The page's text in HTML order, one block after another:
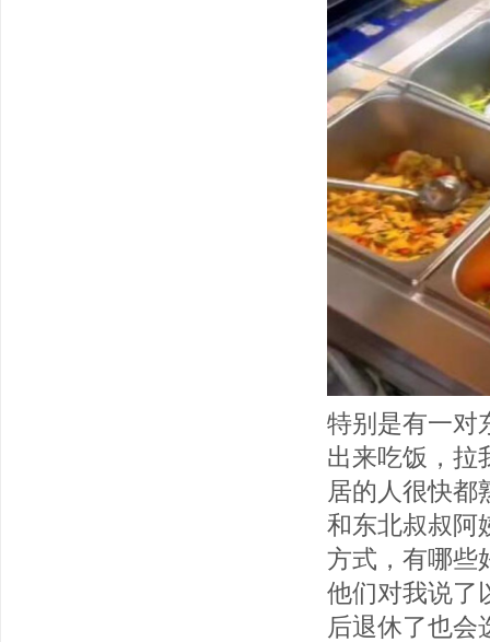
特别是有一对
出来吃饭，拉
居的人很快都
和东北叔叔阿
方式，有哪些
他们对我说了
后退休了也会